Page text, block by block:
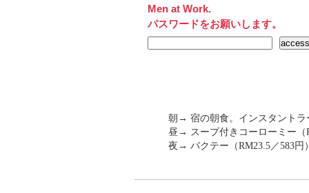
Men at Work.
パスワードをお願いします。
朝→ 宿の朝食。インスタントラ
昼→ スープ付きコーローミー（
夜→ バクテー（RM23.5／583円